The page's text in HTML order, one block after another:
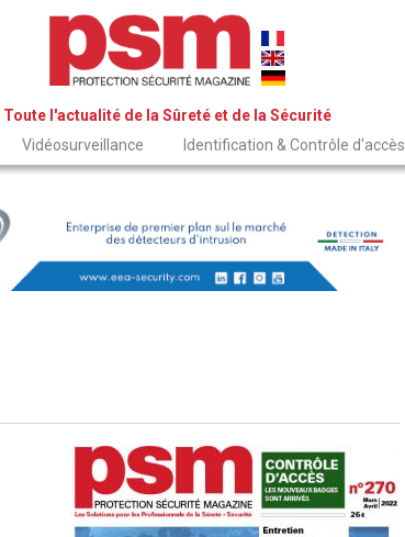
Toute l'actualité de la Sûreté et de la Sécurité
Vidéosurveillance Identification & Contrôle d'accès